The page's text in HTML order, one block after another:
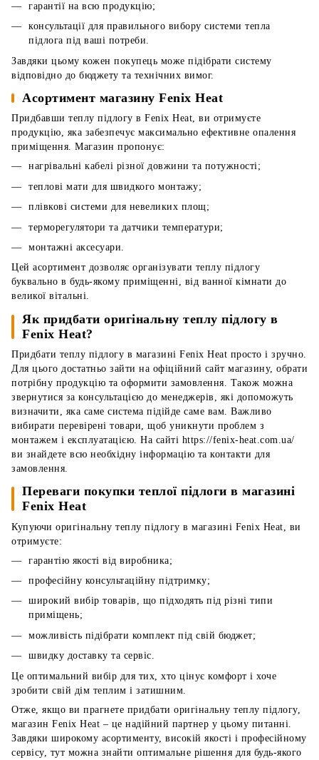
гарантії на всю продукцію;
консультації для правильного вибору системи тепла
підлога під ваші потреби.
Завдяки цьому кожен покупець може підібрати систему
відповідно до бюджету та технічних вимог.
Асортимент магазину Fenix Heat
Придбавши теплу підлогу в Fenix Heat, ви отримуєте
продукцію, яка забезпечує максимально ефективне опалення
приміщення. Магазин пропонує:
нагрівальні кабелі різної довжини та потужності;
теплові мати для швидкого монтажу;
плівкові системи для невеликих площ;
терморегулятори та датчики температури;
монтажні аксесуари.
Цей асортимент дозволяє організувати теплу підлогу
буквально в будь-якому приміщенні, від ванної кімнати до
великої вітальні.
Як придбати оригінальну теплу підлогу в
Fenix Heat?
Придбати теплу підлогу в магазині Fenix Heat просто і зручно.
Для цього достатньо зайти на офіційний сайт магазину, обрати
потрібну продукцію та оформити замовлення. Також можна
звернутися за консультацією до менеджерів, які допоможуть
визначити, яка саме система підійде саме вам. Важливо
вибирати перевірені товари, щоб уникнути проблем з
монтажем і експлуатацією. На сайті https://fenix-heat.com.ua/
ви знайдете всю необхідну інформацію та контакти для
замовлення.
Переваги покупки теплої підлоги в магазині
Fenix Heat
Купуючи оригінальну теплу підлогу в магазині Fenix Heat, ви
отримуєте:
гарантію якості від виробника;
професійну консультаційну підтримку;
широкий вибір товарів, що підходять під різні типи
приміщень;
можливість підібрати комплект під свій бюджет;
швидку доставку та сервіс.
Це оптимальний вибір для тих, хто цінує комфорт і хоче
зробити свій дім теплим і затишним.
Отже, якщо ви прагнете придбати оригінальну теплу підлогу,
магазин Fenix Heat – це надійний партнер у цьому питанні.
Завдяки широкому асортименту, високій якості і професійному
сервісу, тут можна знайти оптимальне рішення для будь-якого